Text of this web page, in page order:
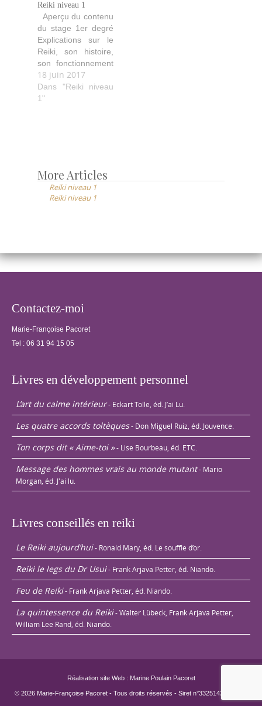
explications ainsi
que les idéaux
Reiki. Les diverses
techniques de soin
avec les positions
des mains pour soi
et les autres.
Echanges de
traitements…
Reiki niveau 1
Aperçu du contenu
du stage 1er degré
Explications sur le
Reiki, son histoire,
son fonctionnement
(comment il agit,
purifie, aide…). Les
quatre initiations
avec les positions
des mains pour soi
et les autres.
Echanges de
18 juin 2017
Dans "Reiki niveau
1"
Post
navigation
More Articles
Reiki niveau 1
Reiki niveau 1
Contactez-moi
Marie-Françoise Pacoret
Tel : 06 31 94 15 05
Livres en développement personnel
L’art du calme intérieur- Eckart Tolle, éd. J’ai Lu.
Les quatre accords toltèques- Don Miguel Ruiz, éd. Jouvence.
Ton corps dit « Aime-toi »- Lise Bourbeau, éd. ETC.
Message des hommes vrais au monde mutant- Mario
Morgan, éd. J'ai lu.
Livres conseillés en reiki
Le Reiki aujourd’hui- Ronald Mary, éd. Le souffle d’or.
Reiki le legs du Dr Usui- Frank Arjava Petter, éd. Niando.
Feu de Reiki- Frank Arjava Petter, éd. Niando.
La quintessence du Reiki- Walter Lübeck, Frank Arjava Petter,
William Lee Rand, éd. Niando.
Réalisation site Web : Marine Poulain Pacoret
© 2026 Marie-Françoise Pacoret - Tous droits réservés - Siret n°33251429800022